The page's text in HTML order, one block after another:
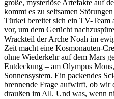
große, mysteriöse Artefakte auf
kommt es zu seltsamen
Türkei bereitet sich ein TV-Team
vor, um dem Gerücht
Wrackteil der Arche Noah im
Zeit macht eine Kosmonauten-
ohne Wiederkehr auf dem Mars
Entdeckung – am Olympus
Sonnensystem. Ein packendes
brennende Frage aufwirft, ob
draußen im All. Und was, wenn